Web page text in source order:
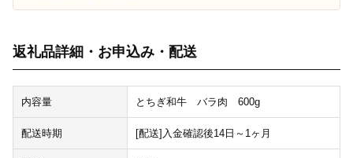
返礼品詳細・お申込み・配送
内容量 とちぎ和牛 バラ肉 600g
配送時期 [配送]入金確認後14日～1ヶ月